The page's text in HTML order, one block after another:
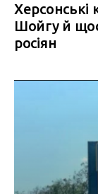
Херсонські
Шойгу й
росіян